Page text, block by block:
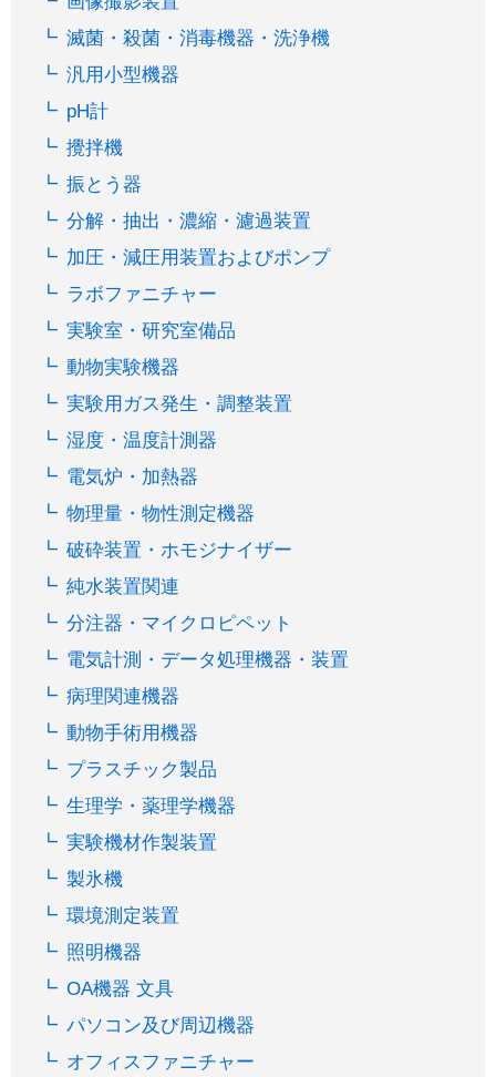
滅菌・殺菌・消毒機器・洗浄機
汎用小型機器
pH計
攪拌機
振とう器
分解・抽出・濃縮・濾過装置
加圧・減圧用装置およびポンプ
ラボファニチャー
実験室・研究室備品
動物実験機器
実験用ガス発生・調整装置
湿度・温度計測器
電気炉・加熱器
物理量・物性測定機器
破砕装置・ホモジナイザー
純水装置関連
分注器・マイクロピペット
電気計測・データ処理機器・装置
病理関連機器
動物手術用機器
プラスチック製品
生理学・薬理学機器
実験機材作製装置
製氷機
環境測定装置
照明機器
OA機器 文具
パソコン及び周辺機器
オフィスファニチャー